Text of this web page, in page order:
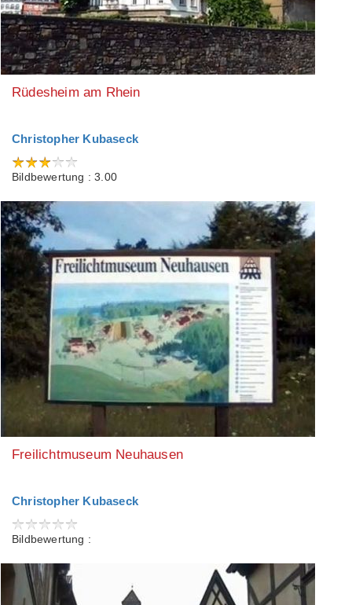
Rüdesheim am Rhein
Christopher Kubaseck
Bildbewertung : 3.00
Freilichtmuseum Neuhausen
Christopher Kubaseck
Bildbewertung :